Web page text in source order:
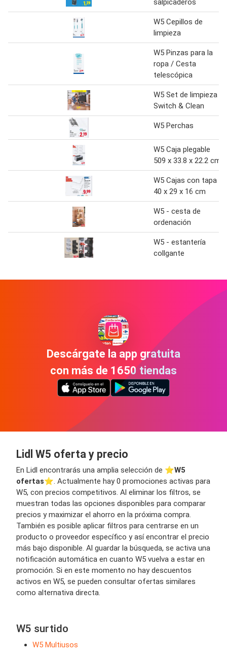
salpicaderos
W5 Cepillos de
limpieza
W5 Pinzas para la
ropa / Cesta
telescópica
W5 Set de limpieza
Switch & Clean
W5 Perchas
W5 Caja plegable
509 x 33.8 x 22.2 cm
W5 Cajas con tapa
40 x 29 x 16 cm
W5 - cesta de
ordenación
W5 - estantería
collgante
Descárgate la app gratuita
con más de 1650 tiendas
Lidl W5 oferta y precio
En Lidl encontrarás una amplia selección de ⭐️W5
ofertas⭐️. Actualmente hay 0 promociones activas para
W5, con precios competitivos. Al eliminar los filtros, se
muestran todas las opciones disponibles para comparar
precios y maximizar el ahorro en la próxima compra.
También es posible aplicar filtros para centrarse en un
producto o proveedor específico y así encontrar el precio
más bajo disponible. Al guardar la búsqueda, se activa una
notificación automática en cuanto W5 vuelva a estar en
promoción. Si en este momento no hay descuentos
activos en W5, se pueden consultar ofertas similares
como alternativa directa.
W5 surtido
W5 Multiusos